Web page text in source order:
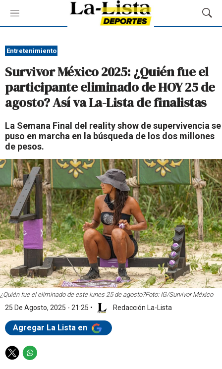
M
e
ú
M
o
a
r
B
q
u
e
a
Entretenimiento
Survivor México 2025: ¿Quién fue el
participante eliminado de HOY 25 de
agosto? Así va La-Lista de finalistas
La Semana Final del reality show de supervivencia se
puso en marcha en la búsqueda de los dos millones
de pesos.
¿Quién fue el eliminado de este lunes 25 de agosto?Foto: IG/Survivor México
25 De Agosto, 2025 - 21:25 • Redacción La-Lista
Agregar La Lista en
T
W